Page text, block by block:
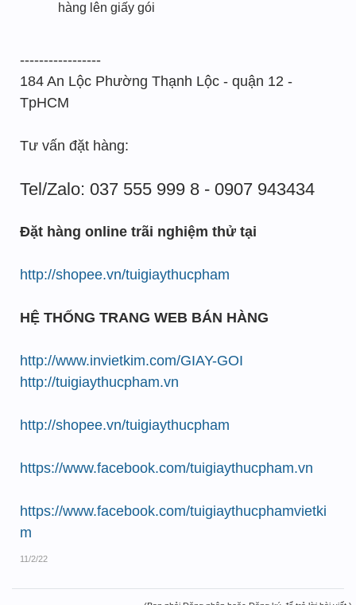
hàng lên giấy gói
-----------------
184 An Lộc Phường Thạnh Lộc - quận 12 -
TpHCM
Tư vấn đặt hàng:
Tel/Zalo: 037 555 999 8 - 0907 943434
Đặt hàng online trãi nghiệm thử tại
http://shopee.vn/tuigiaythucpham
HỆ THỐNG TRANG WEB BÁN HÀNG
http://www.invietkim.com/GIAY-GOI
http://tuigiaythucpham.vn
http://shopee.vn/tuigiaythucpham
https://www.facebook.com/tuigiaythucpham.vn
https://www.facebook.com/tuigiaythucphamvietki
m
11/2/22